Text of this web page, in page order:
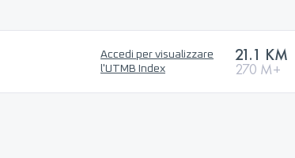
Accedi per visualizzare
l'UTMB Index
21.1 KM
270 M+